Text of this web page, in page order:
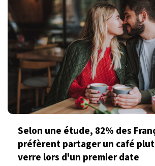
Selon une étude, 82% des
préfèrent partager un café
verre lors d'un premier date